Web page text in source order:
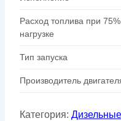
Расход топлива при 75%
нагрузке
Тип запуска
Производитель
Категория: